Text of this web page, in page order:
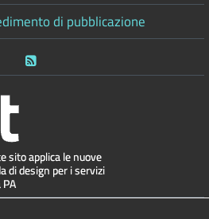
di pubblicazione